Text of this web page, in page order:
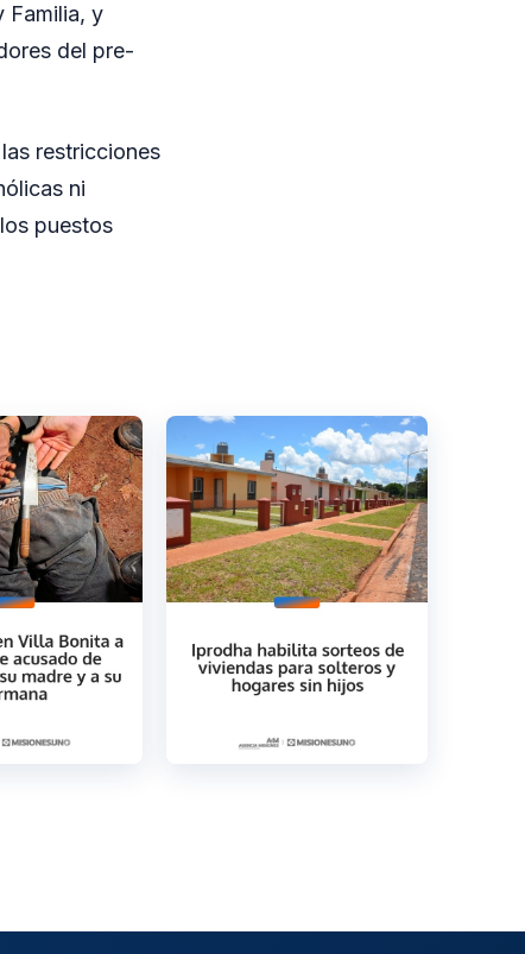
Familia, y
del pre-
restricciones
ni
puestos